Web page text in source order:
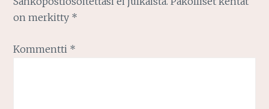
on merkitty *
Kommentti *